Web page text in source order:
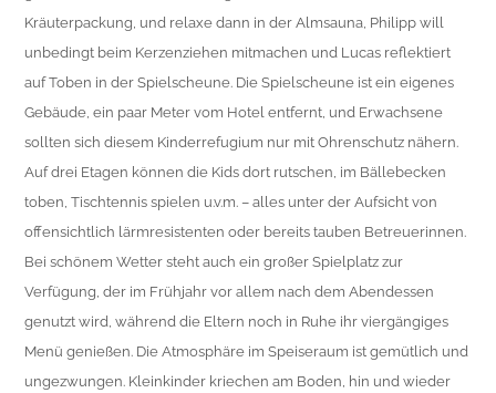
Kräuterpackung, und relaxe dann in der Almsauna, Philipp will
unbedingt beim Kerzenziehen mitmachen und Lucas reflektiert
auf Toben in der Spielscheune. Die Spielscheune ist ein eigenes
Gebäude, ein paar Meter vom Hotel entfernt, und Erwachsene
sollten sich diesem Kinderrefugium nur mit Ohrenschutz nähern.
Auf drei Etagen können die Kids dort rutschen, im Bällebecken
toben, Tischtennis spielen u.v.m. – alles unter der Aufsicht von
offensichtlich lärmresistenten oder bereits tauben Betreuerinnen.
Bei schönem Wetter steht auch ein großer Spielplatz zur
Verfügung, der im Frühjahr vor allem nach dem Abendessen
genutzt wird, während die Eltern noch in Ruhe ihr viergängiges
Menü genießen. Die Atmosphäre im Speiseraum ist gemütlich und
ungezwungen. Kleinkinder kriechen am Boden, hin und wieder